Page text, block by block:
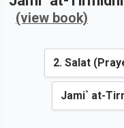
(view book)